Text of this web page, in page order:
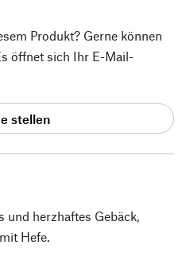
und herzhaftes Gebäck,
Hefe.
Produkt? Gerne können
öffnet sich Ihr E-Mail-
stellen